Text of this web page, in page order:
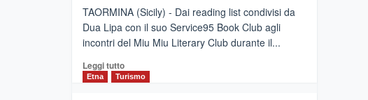
privilegiata
secondo
i
di
Airbnb.
TAORMINA (Sicily) - Dai reading list condivisi da
Dua Lipa con il suo Service95 Book Club agli
incontri del Miu Miu Literary Club durante il...
Leggi tuttoLeggi
di
Etna Turismo